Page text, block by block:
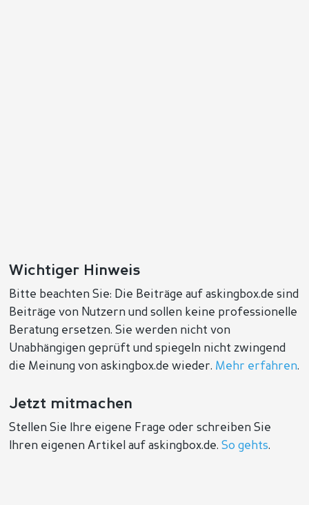
Wichtiger Hinweis
Bitte beachten Sie: Die Beiträge auf askingbox.de sind
Beiträge von Nutzern und sollen keine professionelle
Beratung ersetzen. Sie werden nicht von
Unabhängigen geprüft und spiegeln nicht zwingend
die Meinung von askingbox.de wieder. Mehr erfahren.
Jetzt mitmachen
Stellen Sie Ihre eigene Frage oder schreiben Sie
Ihren eigenen Artikel auf askingbox.de.So gehts.